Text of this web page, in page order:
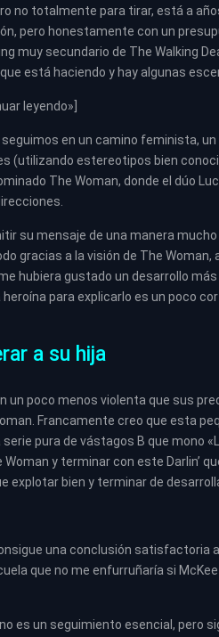
no totalmente para tirar, está a
pero honestamente con un
muy secundario de The Walking
está haciendo y hay algunas
leyendo»]
en un camino feminista,
(utilizando estereotipos bien
The Woman, donde el dúo
su mensaje de una manera
gracias a la visión de The
hubiera gustado un desarrollo
para explicarlo es un poco
a su hija
un poco menos violenta que sus
Francamente creo que esta
pura de vástagos B que mono
y terminar con este Darlin’
explotar bien y terminar de
una conclusión satisfactoria
que no me enfurruñaría si
es un seguimiento esencial, pero